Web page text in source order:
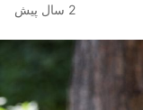
2 سال پیش